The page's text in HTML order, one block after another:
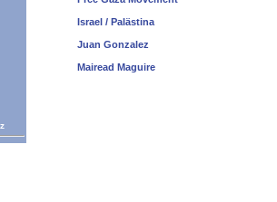
Israel / Palästina
Juan Gonzalez
Mairead Maguire